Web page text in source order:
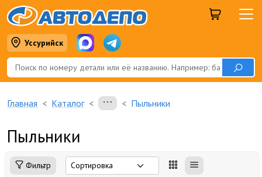
Уссурийск
Главная Каталог Пыльники
Пыльники
Фильтр